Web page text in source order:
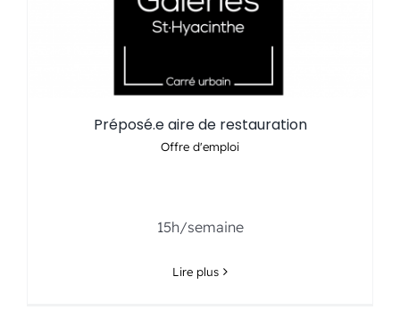
Préposé.e aire de restauration
Offre d'emploi
15h/semaine
Lire plus